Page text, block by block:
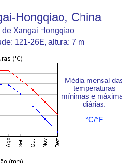
Hongqiao, China
de Xangai Hongqiao
121-26E, altura: 7 m
Média mensal
temperaturas
mínimas e
diárias.
°C/°F